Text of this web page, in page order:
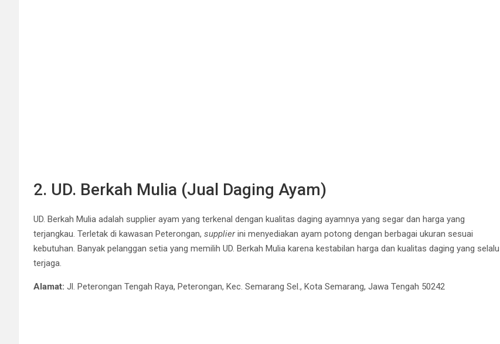
2. UD. Berkah Mulia (Jual Daging Ayam)
UD. Berkah Mulia adalah supplier ayam yang terkenal dengan kualitas daging ayamnya yang segar dan harga yang
terjangkau. Terletak di kawasan Peterongan, supplierini menyediakan ayam potong dengan berbagai ukuran sesuai
kebutuhan. Banyak pelanggan setia yang memilih UD. Berkah Mulia karena kestabilan harga dan kualitas daging yang selalu
terjaga.
Alamat: Jl. Peterongan Tengah Raya, Peterongan, Kec. Semarang Sel., Kota Semarang, Jawa Tengah 50242